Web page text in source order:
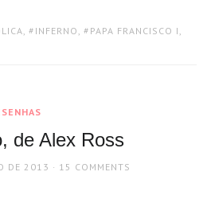
, INFERNO , PAPA FRANCISCO I ,
de Alex Ross
DE 2013 15 COMMENTS